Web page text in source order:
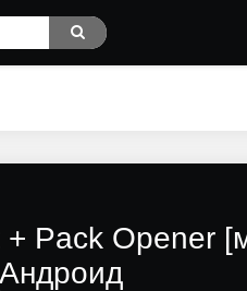
Pack Opener